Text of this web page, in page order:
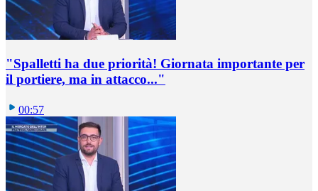
"Spalletti ha due priorità! Giornata importante per
il portiere, ma in attacco..."
00:57